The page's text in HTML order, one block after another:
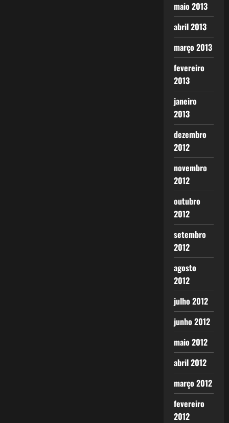
maio 2013
abril 2013
março 2013
fevereiro
2013
janeiro
2013
dezembro
2012
novembro
2012
outubro
2012
setembro
2012
agosto
2012
julho 2012
junho 2012
maio 2012
abril 2012
março 2012
fevereiro
2012